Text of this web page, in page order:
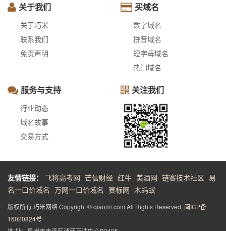
关于我们
关于巧米
联系我们
免责声明
买域名
数字域名
拼音域名
短字母域名
热门域名
服务与支持
行业动态
域名故事
交易方式
关注我们
友情链接： 飞将高考网 芒信财经 红牛 美酒网 链客技术社区 易
名一口价域名 万网一口价域名 赛标网 木蚂蚁
版权所有 巧米网络 Copyright © qiaomi.com All Rights Reserved. 闽ICP备
16020824号